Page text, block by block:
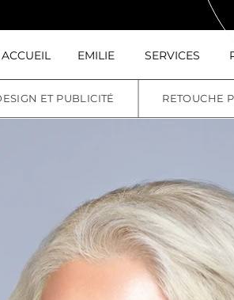
ACCUEIL EMILIE SERVICES
ET PUBLICITÉ RETOUCHE